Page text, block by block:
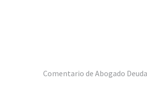
Comentario de Abogado